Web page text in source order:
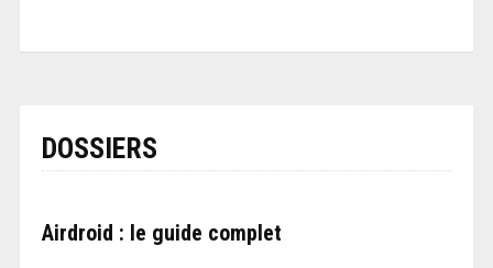
DOSSIERS
Airdroid : le guide complet